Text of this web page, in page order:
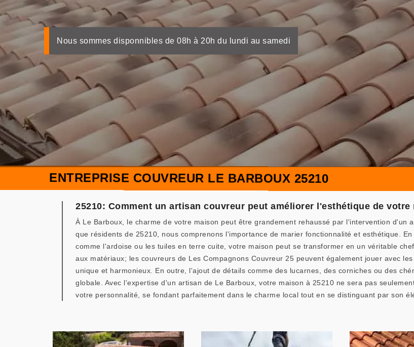
Nous sommes disponnibles de 08h à 20h du lundi au samedi
ENTREPRISE COUVREUR LE BARBOUX 25210
25210: Comment un artisan couvreur peut améliorer l'esthétique de votre
À Le Barboux, le charme de votre maison peut être grandement rehaussé par l'intervention d'un
que résidents de 25210, nous comprenons l'importance de marier fonctionnalité et esthétique.
comme l'ardoise ou les tuiles en terre cuite, votre maison peut se transformer en un véritable
aux matériaux; les couvreurs de Les Compagnons Couvreur 25 peuvent également jouer avec
unique et harmonieux. En outre, l'ajout de détails comme des lucarnes, des corniches ou des
globale. Avec l'expertise d'un artisan de Le Barboux, votre maison à 25210 ne sera pas
votre personnalité, se fondant parfaitement dans le charme local tout en se distinguant par son